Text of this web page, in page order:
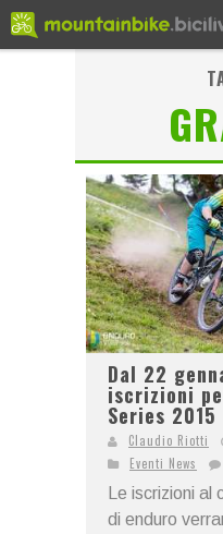
Dal 22
iscrizioni
Series 2015
Claudio Riotti
Eventi News
Le iscrizioni
di enduro